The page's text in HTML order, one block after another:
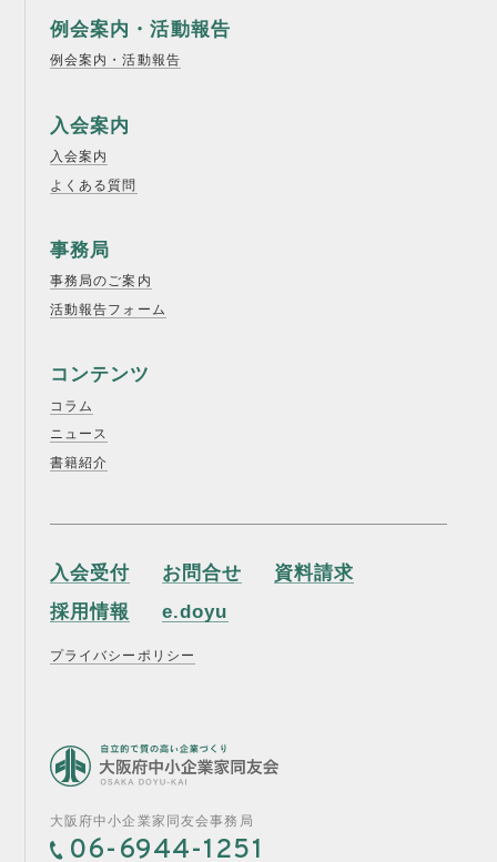
例会案内・活動報告
例会案内・活動報告
入会案内
入会案内
よくある質問
事務局
事務局のご案内
活動報告フォーム
コンテンツ
コラム
ニュース
書籍紹介
入会受付 お問合せ
資料請求
採用情報
e.doyu
プライバシーポリシー
大阪府中小企業家同友会事務局
06-6944-1251